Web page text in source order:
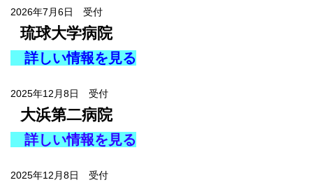
2026年7月6日 受付
琉球大学病院
詳しい情報を見る
2025年12月8日 受付
大浜第二病院
詳しい情報を見る
2025年12月8日 受付